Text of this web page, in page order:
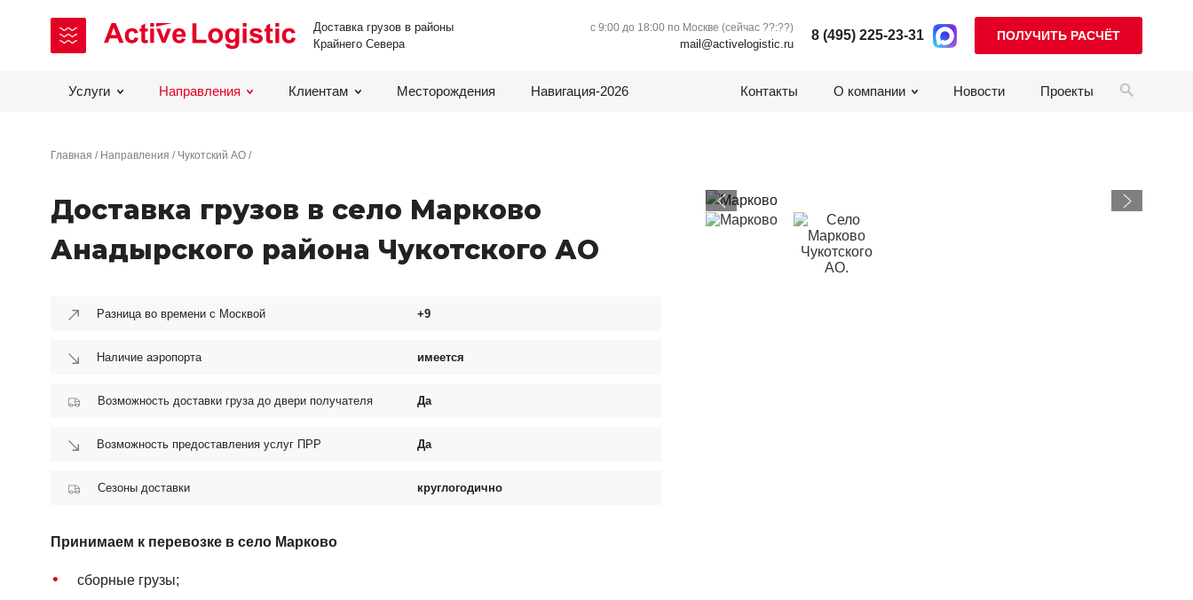
Доставка грузов в районы
Крайнего Севера
с 9:00 до 18:00 по Москве (сейчас ??:??)
mail@activelogistic.ru
8 (495) 225-23-31 ПОЛУЧИТЬ РАСЧЁТ
Услуги Направления Клиентам Месторождения Навигация-2026 Контакты О компании Новости Проекты
Главная Направления Чукотский АО
Доставка грузов в село Марково
Анадырского района Чукотского АО
Разница во времени с Москвой +9
Наличие аэропорта имеется
Возможность доставки груза до двери получателя Да
Возможность предоставления услуг ПРР Да
Сезоны доставки круглогодично
Принимаем к перевозке в село Марково
сборные грузы;